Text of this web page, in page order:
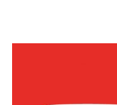
会社概要